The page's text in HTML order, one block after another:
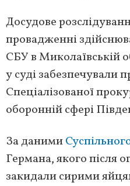
Досудове
провадженні
СБУ в Миколаївській
у суді забезпечували
Спеціалізованої
оборонній сфері
За даними
Германа, якого після
закидали сирими